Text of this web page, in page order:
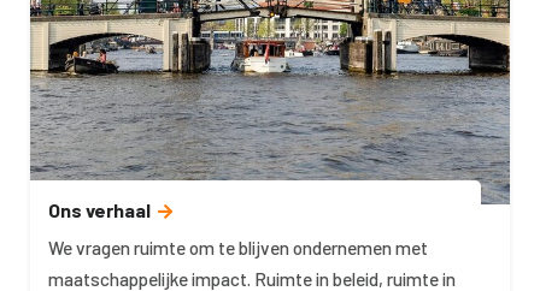
Ons verhaal
We vragen ruimte om te blijven ondernemen met
maatschappelijke impact. Ruimte in beleid, ruimte in